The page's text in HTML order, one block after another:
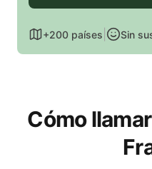
+200 países Sin
Cómo